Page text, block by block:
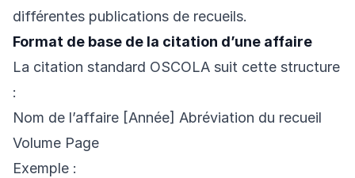
différentes publications de recueils.
Format de base de la citation d’une affaire
La citation standard OSCOLA suit cette structure
:
Nom de l’affaire [Année] Abréviation du recueil
Volume Page
Exemple :